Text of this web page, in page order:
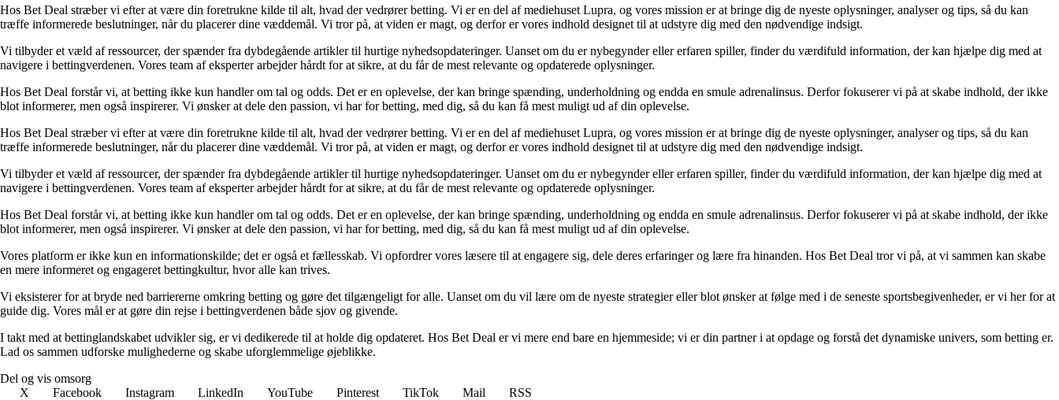
Hos Bet Deal stræber vi efter at være din foretrukne kilde til alt, hvad der vedrører betting. Vi er en del af mediehuset Lupra, og vores mission er at bringe dig de nyeste oplysninger, analyser og tips, så du kan
træffe informerede beslutninger, når du placerer dine væddemål. Vi tror på, at viden er magt, og derfor er vores indhold designet til at udstyre dig med den nødvendige indsigt.
Vi tilbyder et væld af ressourcer, der spænder fra dybdegående artikler til hurtige nyhedsopdateringer. Uanset om du er nybegynder eller erfaren spiller, finder du værdifuld information, der kan hjælpe dig med at
navigere i bettingverdenen. Vores team af eksperter arbejder hårdt for at sikre, at du får de mest relevante og opdaterede oplysninger.
Hos Bet Deal forstår vi, at betting ikke kun handler om tal og odds. Det er en oplevelse, der kan bringe spænding, underholdning og endda en smule adrenalinsus. Derfor fokuserer vi på at skabe indhold, der ikke
blot informerer, men også inspirerer. Vi ønsker at dele den passion, vi har for betting, med dig, så du kan få mest muligt ud af din oplevelse.
Hos Bet Deal stræber vi efter at være din foretrukne kilde til alt, hvad der vedrører betting. Vi er en del af mediehuset Lupra, og vores mission er at bringe dig de nyeste oplysninger, analyser og tips, så du kan
træffe informerede beslutninger, når du placerer dine væddemål. Vi tror på, at viden er magt, og derfor er vores indhold designet til at udstyre dig med den nødvendige indsigt.
Vi tilbyder et væld af ressourcer, der spænder fra dybdegående artikler til hurtige nyhedsopdateringer. Uanset om du er nybegynder eller erfaren spiller, finder du værdifuld information, der kan hjælpe dig med at
navigere i bettingverdenen. Vores team af eksperter arbejder hårdt for at sikre, at du får de mest relevante og opdaterede oplysninger.
Hos Bet Deal forstår vi, at betting ikke kun handler om tal og odds. Det er en oplevelse, der kan bringe spænding, underholdning og endda en smule adrenalinsus. Derfor fokuserer vi på at skabe indhold, der ikke
blot informerer, men også inspirerer. Vi ønsker at dele den passion, vi har for betting, med dig, så du kan få mest muligt ud af din oplevelse.
Vores platform er ikke kun en informationskilde; det er også et fællesskab. Vi opfordrer vores læsere til at engagere sig, dele deres erfaringer og lære fra hinanden. Hos Bet Deal tror vi på, at vi sammen kan skabe
en mere informeret og engageret bettingkultur, hvor alle kan trives.
Vi eksisterer for at bryde ned barriererne omkring betting og gøre det tilgængeligt for alle. Uanset om du vil lære om de nyeste strategier eller blot ønsker at følge med i de seneste sportsbegivenheder, er vi her for at
guide dig. Vores mål er at gøre din rejse i bettingverdenen både sjov og givende.
I takt med at bettinglandskabet udvikler sig, er vi dedikerede til at holde dig opdateret. Hos Bet Deal er vi mere end bare en hjemmeside; vi er din partner i at opdage og forstå det dynamiske univers, som betting er.
Lad os sammen udforske mulighederne og skabe uforglemmelige øjeblikke.
Del og vis omsorg
X
Facebook Instagram LinkedIn YouTube Pinterest TikTok Mail
RSS